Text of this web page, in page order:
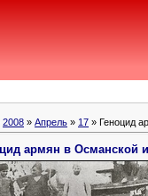
2008 » Апрель » 17 » Геноцид
армян в Османской